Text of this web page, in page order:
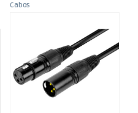
Cabos